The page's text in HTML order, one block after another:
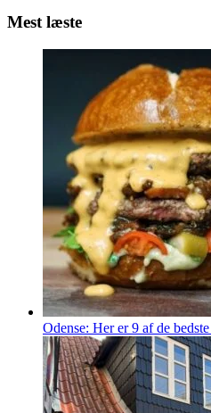
Mest læste
Odense: Her er 9 af de